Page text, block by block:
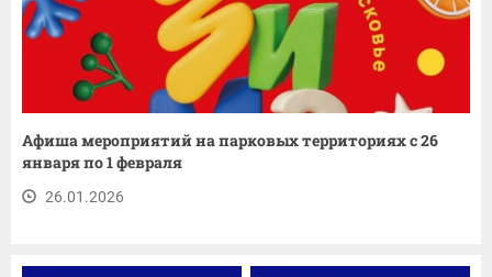
Афиша мероприятий на парковых территориях с 26
января по 1 февраля
26.01.2026